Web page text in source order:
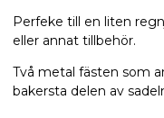
Perfeke till en liten
eller annat tillbehör.
Två metal fästen som
bakersta delen av